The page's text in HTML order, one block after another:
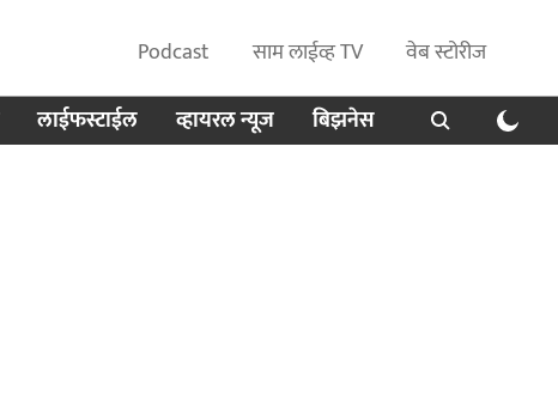
Podcast साम लाईव्ह TV
वेब स्टोरीज
लाईफस्टाईल व्हायरल न्यूज बिझनेस